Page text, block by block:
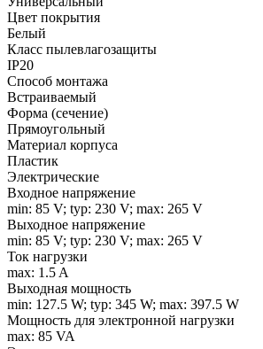
Цвет покрытия
Белый
Класс пылевлагозащиты
IP20
Способ монтажа
Встраиваемый
Форма (сечение)
Прямоугольный
Материал корпуса
Пластик
Электрические
Входное напряжение
min: 85 V; typ: 230 V; max: 265 V
Выходное напряжение
min: 85 V; typ: 230 V; max: 265 V
Ток нагрузки
max: 1.5 A
Выходная мощность
min: 127.5 W; typ: 345 W; max: 397.5 W
Мощность для электронной нагрузки
max: 85 VA